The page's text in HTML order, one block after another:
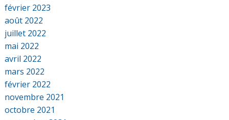
février 2023
août 2022
juillet 2022
mai 2022
avril 2022
mars 2022
février 2022
novembre 2021
octobre 2021